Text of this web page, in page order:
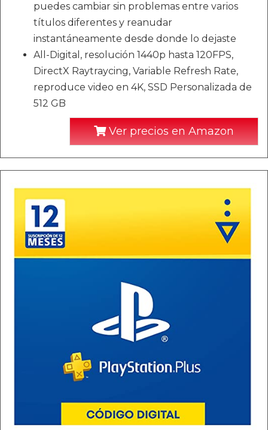
puedes cambiar sin problemas entre varios
títulos diferentes y reanudar
instantáneamente desde donde lo dejaste
All-Digital, resolución 1440p hasta 120FPS,
DirectX Raytraycing, Variable Refresh Rate,
reproduce video en 4K, SSD Personalizada de
512 GB
Ver precios en Amazon